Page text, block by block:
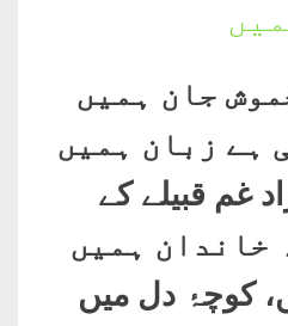
جان ہمیں
ہے زبان ہمیں
غم قبیلے کے
خاندان ہمیں
کوچۂ دل میں